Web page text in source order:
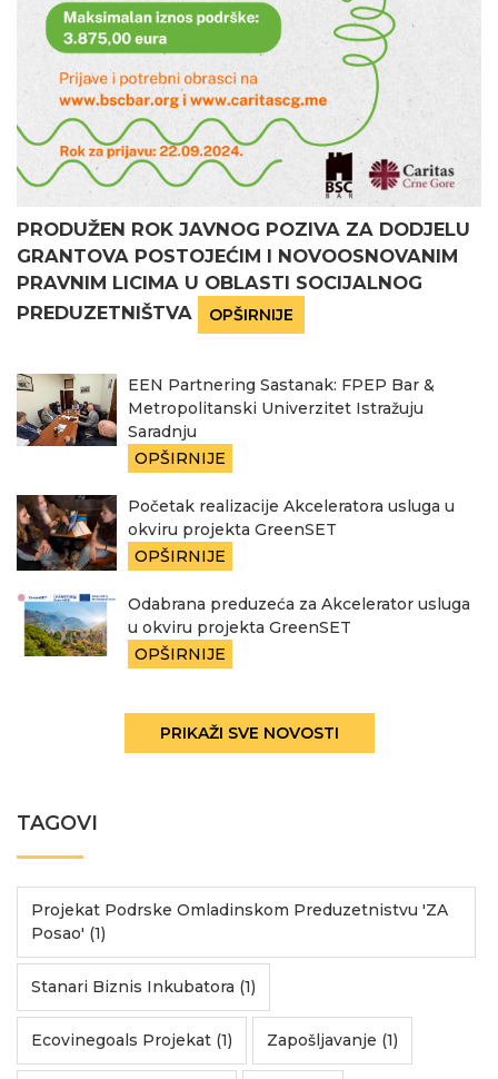
PRODUŽEN ROK JAVNOG POZIVA ZA DODJELU
GRANTOVA POSTOJEĆIM I NOVOOSNOVANIM
PRAVNIM LICIMA U OBLASTI SOCIJALNOG
PREDUZETNIŠTVA
OPŠIRNIJE
EEN Partnering Sastanak: FPEP Bar &
Metropolitanski Univerzitet Istražuju
Saradnju
OPŠIRNIJE
Početak realizacije Akceleratora usluga u
okviru projekta GreenSET
OPŠIRNIJE
Odabrana preduzeća za Akcelerator usluga
u okviru projekta GreenSET
OPŠIRNIJE
PRIKAŽI SVE NOVOSTI
TAGOVI
Projekat Podrske Omladinskom Preduzetnistvu 'ZA
Posao' (1)
Stanari Biznis Inkubatora (1)
Ecovinegoals Projekat (1) Zapošljavanje (1)